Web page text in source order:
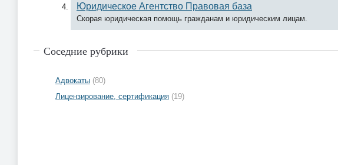
Юридическое Агентство Правовая база
Скорая юридическая помощь гражданам и юридическим лицам.
Соседние рубрики
Адвокаты (80)
Лицензирование, сертификация (19)